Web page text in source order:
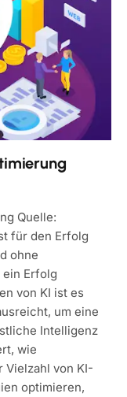
Quelle:
für den Erfolg
ohne
ein Erfolg
von KI ist es
um eine
Intelligenz
wie
Vielzahl von KI-
optimieren,